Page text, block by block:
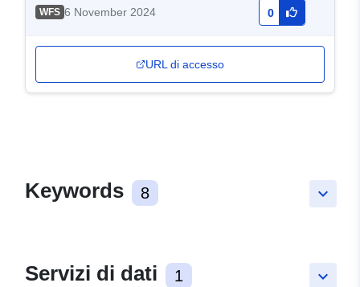
WFS 6 November 2024 0
URL di accesso
keyboard_arrow_down
Keywords 8
keyboard_arrow_down
Servizi di dati 1